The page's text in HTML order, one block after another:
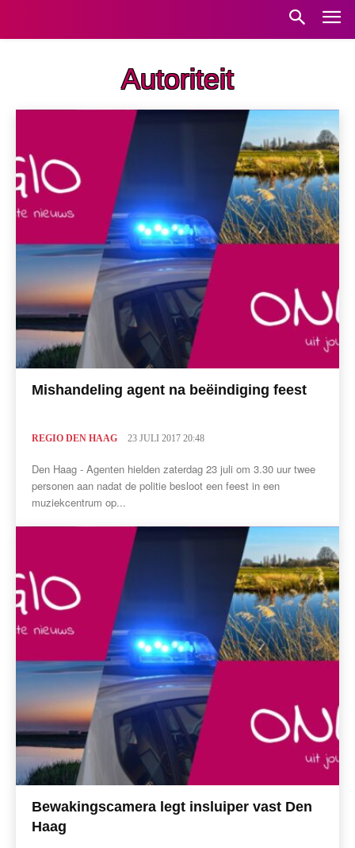
Autoriteit
Mishandeling agent na beëindiging feest
REGIO DEN HAAG 23 JULI 2017 20:48
Den Haag - Agenten hielden zaterdag 23 juli om 3.30 uur twee
personen aan nadat de politie besloot een feest in een
muziekcentrum op...
Bewakingscamera legt insluiper vast Den
Haag